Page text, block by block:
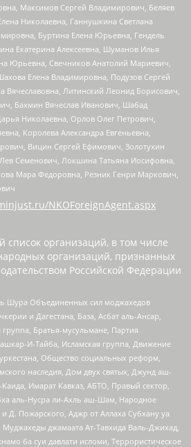
Максимов Сергей Владимирович, Беляев
Николаевна, Ганнушкина Светлана
Буртина Елена Юрьевна, Гендель
Екатерина Алексеевна, Шуманов Илья
Юрьевна, Свечников Анатолий Мариевич,
Елена Владимировна, Подузов Сергей
Вячеславовна, Литинский Леонид Борисович,
Бахмин Вячеслав Иванович, Шабад
Николаевна, Орлов Олег Петрович,
Королева Александра Евгеньевна,
Вицин Сергей Ефимович, Золотухин
Семенович, Локшина Татьяна Иосифовна,
Мара Федоровна, Резник Генри Маркович,
NKOForeignAgent.aspx
организаций, в том числе
организаций, признанных
Российской Федерации
Шура Объединенных сил моджахедов
и Дагестана, База, Асбат аль-Ансар,
Братья-мусульмане, Партия
И-Тайба, Исламская группа, Движение
Общество социальных реформ,
наследия, Дом двух святых, Джунд аш-
Имарат Кавказ, АБТО, Правый сектор,
аль-Нусра ли-Ахль аш-Шам, Народное
Д. Пожарского, Аджр от Аллаха Субхану уа
джамаата Ат-Тавхида Валь-Джихад,
ба суи давлати исломи, Террористическое